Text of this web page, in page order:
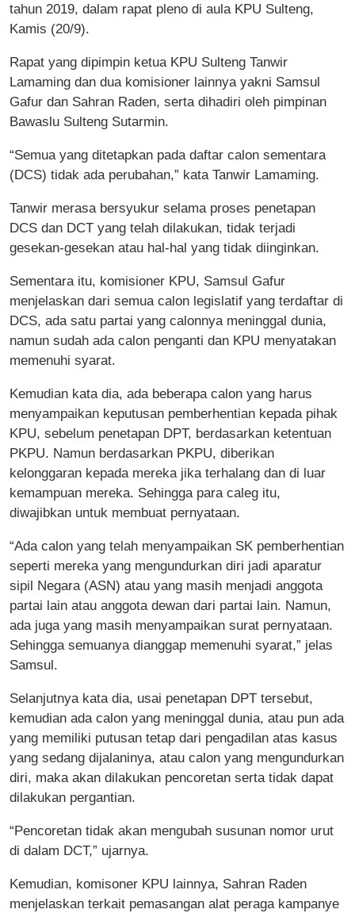
tahun 2019, dalam rapat pleno di aula KPU Sulteng,
Kamis (20/9).
Rapat yang dipimpin ketua KPU Sulteng Tanwir
Lamaming dan dua komisioner lainnya yakni Samsul
Gafur dan Sahran Raden, serta dihadiri oleh pimpinan
Bawaslu Sulteng Sutarmin.
“Semua yang ditetapkan pada daftar calon sementara
(DCS) tidak ada perubahan,” kata Tanwir Lamaming.
Tanwir merasa bersyukur selama proses penetapan
DCS dan DCT yang telah dilakukan, tidak terjadi
gesekan-gesekan atau hal-hal yang tidak diinginkan.
Sementara itu, komisioner KPU, Samsul Gafur
menjelaskan dari semua calon legislatif yang terdaftar di
DCS, ada satu partai yang calonnya meninggal dunia,
namun sudah ada calon penganti dan KPU menyatakan
memenuhi syarat.
Kemudian kata dia, ada beberapa calon yang harus
menyampaikan keputusan pemberhentian kepada pihak
KPU, sebelum penetapan DPT, berdasarkan ketentuan
PKPU. Namun berdasarkan PKPU, diberikan
kelonggaran kepada mereka jika terhalang dan di luar
kemampuan mereka. Sehingga para caleg itu,
diwajibkan untuk membuat pernyataan.
“Ada calon yang telah menyampaikan SK pemberhentian
seperti mereka yang mengundurkan diri jadi aparatur
sipil Negara (ASN) atau yang masih menjadi anggota
partai lain atau anggota dewan dari partai lain. Namun,
ada juga yang masih menyampaikan surat pernyataan.
Sehingga semuanya dianggap memenuhi syarat,” jelas
Samsul.
Selanjutnya kata dia, usai penetapan DPT tersebut,
kemudian ada calon yang meninggal dunia, atau pun ada
yang memiliki putusan tetap dari pengadilan atas kasus
yang sedang dijalaninya, atau calon yang mengundurkan
diri, maka akan dilakukan pencoretan serta tidak dapat
dilakukan pergantian.
“Pencoretan tidak akan mengubah susunan nomor urut
di dalam DCT,” ujarnya.
Kemudian, komisoner KPU lainnya, Sahran Raden
menjelaskan terkait pemasangan alat peraga kampanye